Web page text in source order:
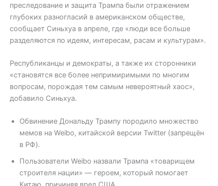
преследование и защита Трампа были отражением
глубоких разногласий в американском обществе,
сообщает Синьхуа в апреле, где «люди все больше
разделяются по идеям, интересам, расам и культурам».
Республиканцы и демократы, а также их сторонники
«становятся все более непримиримыми по многим
вопросам, порождая тем самым невероятный хаос»,
добавило Синьхуа.
Обвинение Дональду Трампу породило множество
мемов на Weibo, китайской версии Twitter (запрещён
в РФ).
Пользователи Weibo назвали Трампа «товарищем
строителя нации» — героем, который помогает